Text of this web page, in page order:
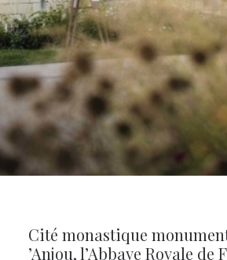
Cité monastique
’Anjou, l’Abbaye Royale de